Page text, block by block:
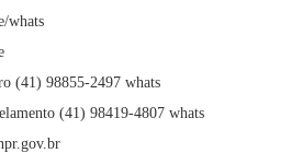
whats
(41) 98855-2497 whats
(41) 98419-4807 whats